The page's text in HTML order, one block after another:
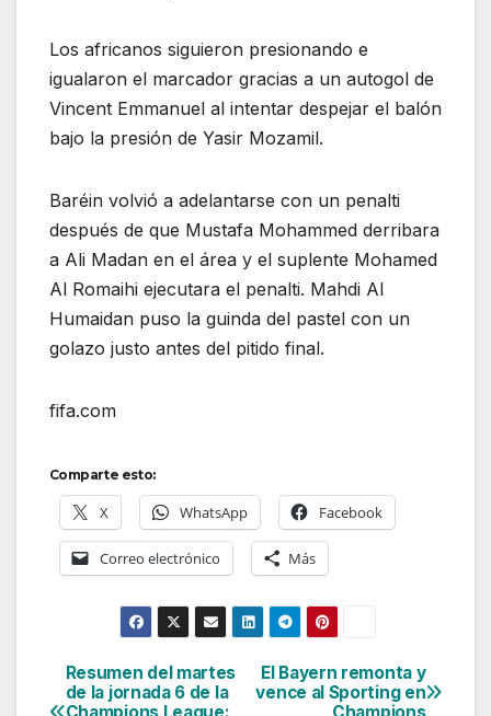
Los africanos siguieron presionando e
igualaron el marcador gracias a un autogol de
Vincent Emmanuel al intentar despejar el balón
bajo la presión de Yasir Mozamil.
Baréin volvió a adelantarse con un penalti
después de que Mustafa Mohammed derribara
a Ali Madan en el área y el suplente Mohamed
Al Romaihi ejecutara el penalti. Mahdi Al
Humaidan puso la guinda del pastel con un
golazo justo antes del pitido final.
fifa.com
Comparte esto:
X WhatsApp Facebook
Correo electrónico Más
Navegación
El Bayern remonta y
vence al Sporting en
Resumen del martes
de la jornada 6 de la